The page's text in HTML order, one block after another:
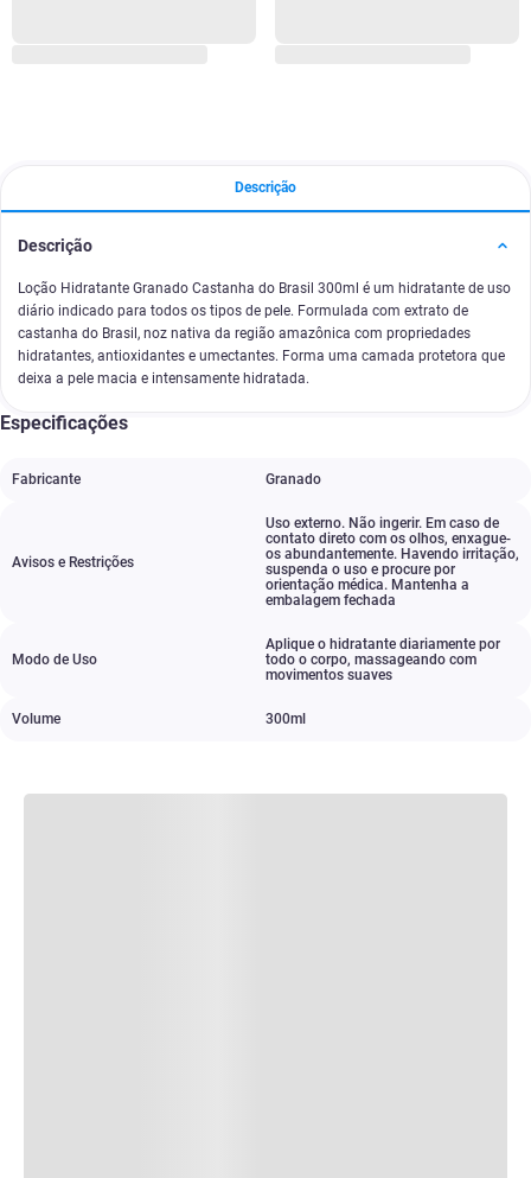
Descrição
Descrição
Loção Hidratante Granado Castanha do Brasil 300ml é um hidratante de uso
diário indicado para todos os tipos de pele. Formulada com extrato de
castanha do Brasil, noz nativa da região amazônica com propriedades
hidratantes, antioxidantes e umectantes. Forma uma camada protetora que
deixa a pele macia e intensamente hidratada.
Especificações
Fabricante Granado
Avisos e Restrições
Uso externo. Não ingerir. Em caso de
contato direto com os olhos, enxague-
os abundantemente. Havendo irritação,
suspenda o uso e procure por
orientação médica. Mantenha a
embalagem fechada
Modo de Uso
Aplique o hidratante diariamente por
todo o corpo, massageando com
movimentos suaves
Volume 300ml